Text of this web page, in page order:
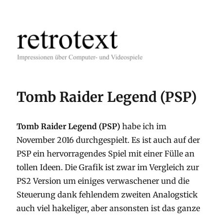
retrotext
Tomb Raider Legend (PSP)
Tomb Raider Legend (PSP)habe ich im
November 2016 durchgespielt. Es ist auch auf der
PSP ein hervorragendes Spiel mit einer Fülle an
tollen Ideen. Die Grafik ist zwar im Vergleich zur
PS2 Version um einiges verwaschener und die
Steuerung dank fehlendem zweiten Analogstick
auch viel hakeliger, aber ansonsten ist das ganze